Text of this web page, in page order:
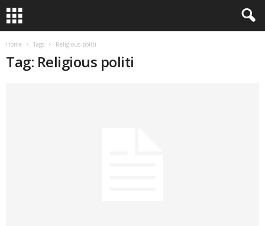
Home Tags Religious politi
Tag: Religious politi